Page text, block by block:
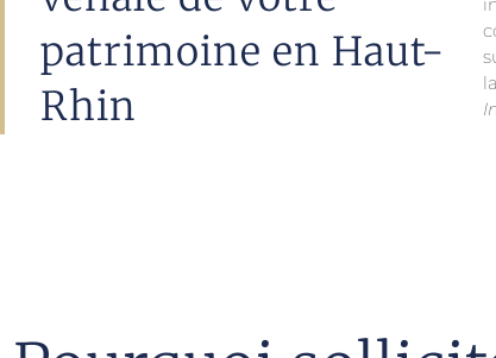
patrimoine en Haut-
Rhin